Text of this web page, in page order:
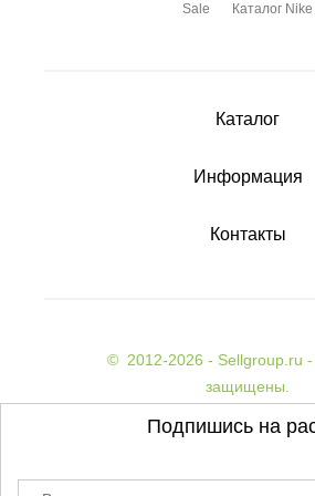
Sale Каталог Nike
Каталог
Информация
Контакты
© 2012-2026 - Sellgroup.ru -
защищены.
не является публичной
Подпишись на